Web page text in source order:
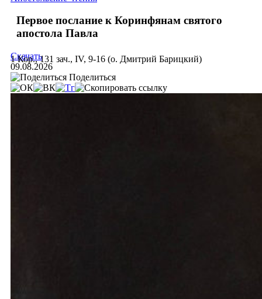
Первое послание к Коринфянам святого
апостола Павла
1 Кор., 131 зач., IV, 9-16 (о. Дмитрий Барицкий)
Скачать
09.08.2026
Поделиться